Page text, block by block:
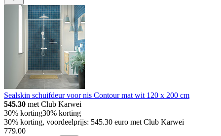
Sealskin schuifdeur voor nis Contour mat wit 120 x 200 cm
545.30 met Club Karwei
30% korting30% korting
30% korting, voordeelprijs: 545.30 euro met Club Karwei
779.00